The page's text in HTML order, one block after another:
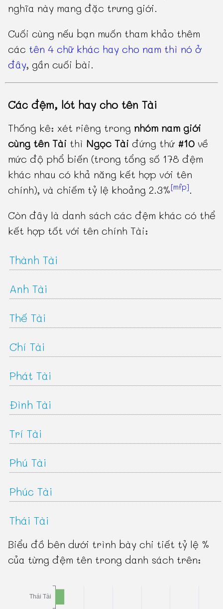
nghĩa này mang đặc trưng giới.
Cuối cùng nếu bạn muốn tham khảo thêm
các tên 4 chữ khác hay cho nam thì nó ở
đây, gần cuối bài.
Các đệm, lót hay cho tên Tài
Thống kê: xét riêng trong nhóm nam giới
cùng tên Tài thì Ngọc Tài đứng thứ #10 về
mức độ phổ biến (trong tổng số 178 đệm
khác nhau có khả năng kết hợp với tên
chính), và chiếm tỷ lệ khoảng 2.3%[mfp].
Còn đây là danh sách các đệm khác có thể
kết hợp tốt với tên chính Tài:
Thành Tài
Anh Tài
Thế Tài
Chí Tài
Phát Tài
Đình Tài
Trí Tài
Phú Tài
Phúc Tài
Thái Tài
Biểu đồ bên dưới trình bày chi tiết tỷ lệ %
của từng đệm tên trong danh sách trên: